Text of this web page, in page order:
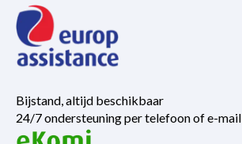
Bijstand, altijd beschikbaar
24/7 ondersteuning per telefoon of e-mail